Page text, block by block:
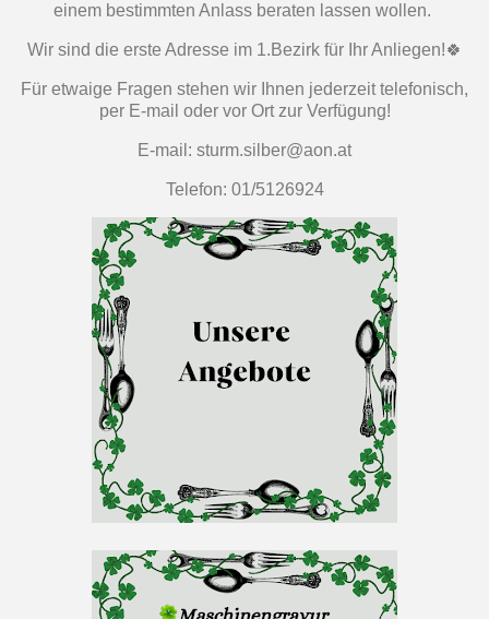
einem bestimmten Anlass beraten lassen wollen.
Wir sind die erste Adresse im 1.Bezirk für Ihr Anliegen!🍀
Für etwaige Fragen stehen wir Ihnen jederzeit telefonisch,
per E-mail oder vor Ort zur Verfügung!
E-mail: sturm.silber@aon.at
Telefon: 01/5126924